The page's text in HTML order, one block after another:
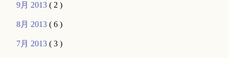
9月 2013( 2 )
8月 2013( 6 )
7月 2013( 3 )